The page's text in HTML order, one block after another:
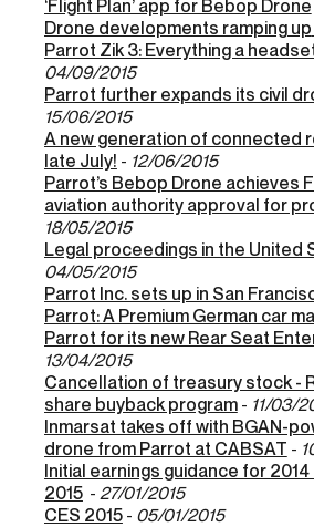
‘Flight Plan’ app for Bebop Drone
Drone developments ramping up
Parrot Zik 3: Everything a
04/09/2015
Parrot further expands its civil
15/06/2015
A new generation of connected
late July! - 12/06/2015
Parrot’s Bebop Drone achieves
aviation authority approval for
18/05/2015
Legal proceedings in the United
04/05/2015
Parrot Inc. sets up in San
Parrot: A Premium German car
Parrot for its new Rear Seat
13/04/2015
Cancellation of treasury stock -
share buyback program- 11/03/
Inmarsat takes off with BGAN-
drone from Parrot at CABSAT -
Initial earnings guidance for
2015- 27/01/2015
CES 2015- 05/01/2015